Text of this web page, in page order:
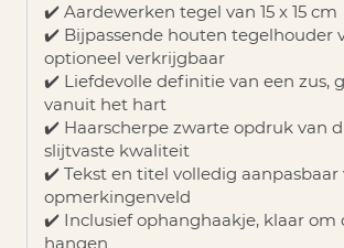
✔️ Aardewerken tegel van 15 x 15 cm
✔️ Bijpassende houten tegelhouder
optioneel verkrijgbaar
✔️ Liefdevolle definitie van een zus,
vanuit het hart
✔️ Haarscherpe zwarte opdruk van
slijtvaste kwaliteit
✔️ Tekst en titel volledig aanpasbaar
opmerkingenveld
✔️ Inclusief ophanghaakje, klaar om
hangen